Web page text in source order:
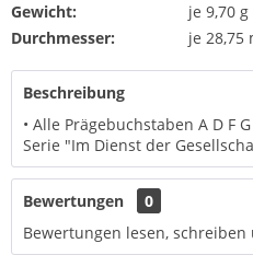
Gewicht:
je 9,70 g
Durchmesser:
je 28,75
Beschreibung
• Alle Prägebuchstaben A D F
Serie "Im Dienst der
Bewertungen
0
Bewertungen lesen,